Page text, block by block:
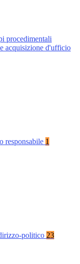
procedimentali
acquisizione d'ufficio
responsabile 1
politico 23